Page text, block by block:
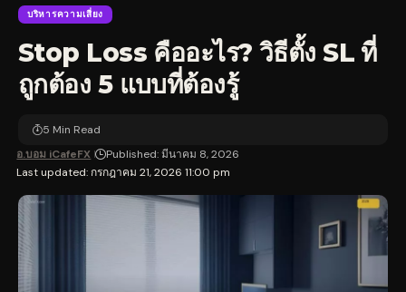
บริหารความเสี่ยง
Stop Loss คืออะไร? วิธีตั้ง SL ที่
ถูกต้อง 5 แบบที่ต้องรู้
Last updated: กรกฎาคม 21, 2026 11:00 pm
อ.บอม iCafeFX Published: มีนาคม 8, 2026
5 Min Read